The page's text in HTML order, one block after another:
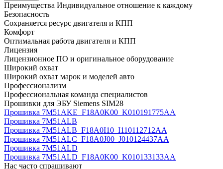
Преимущества Индивидуальное отношение к каждому
Безопасность
Сохраняется ресурс двигателя и КПП
Комфорт
Оптимальная работа двигателя и КПП
Лицензия
Лицензионное ПО и оригинальное оборудование
Широкий охват
Широкий охват марок и моделей авто
Профессионализм
Профессиональная команда специалистов
Прошивки для ЭБУ Siemens SIM28
Прошивка 7M51AKE_F18A0K00_K010191775AA
Прошивка 7M51ALB
Прошивка 7M51ALB_F18A0I10_I110112712AA
Прошивка 7M51ALC_F18A0J00_J010124437AA
Прошивка 7M51ALD
Прошивка 7M51ALD_F18A0K00_K010133133AA
Нас часто спрашивают